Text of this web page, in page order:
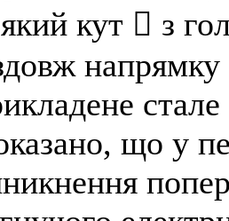
кут  з
напрямку
що у